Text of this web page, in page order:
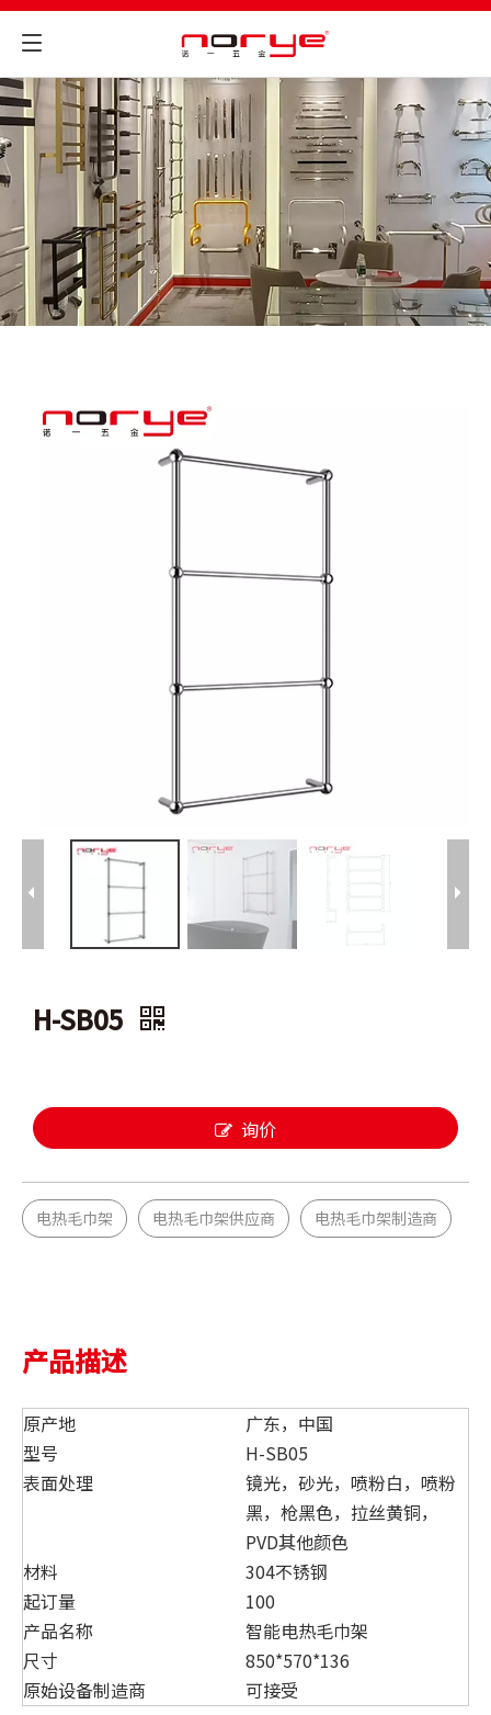
H-SB05
询价
电热毛巾架 电热毛巾架供应商 电热毛巾架制造商
产品描述
原产地
广东，中国
型号
H-SB05
表面处理
镜光，砂光，喷粉白，喷粉
黑，枪黑色，拉丝黄铜，
PVD其他颜色
材料
304不锈钢
起订量
100
产品名称
智能电热毛巾架
尺寸
850*570*136
原始设备制造商
可接受